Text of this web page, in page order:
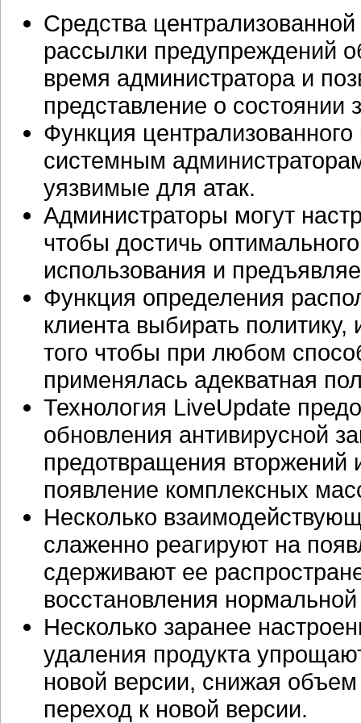
Средства
рассылки предупреждений
время администратора и
представление о состоянии
Функция
системным
уязвимые для атак.
Администраторы могут
чтобы достичь
использования и
Функция определения
клиента выбирать
того чтобы при любом
применялась адекватная
Технология LiveUpdate
обновления антивирусной
предотвращения вторжений
появление комплексных
Несколько
слаженно реагируют на
сдерживают ее
восстановления
Несколько заранее
удаления продукта
новой версии, снижая
переход к новой версии.